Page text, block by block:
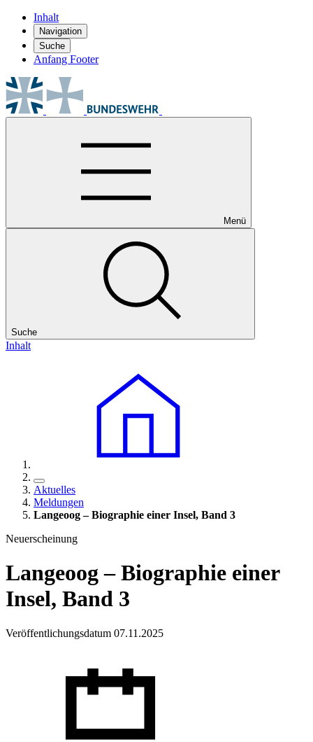
Inhalt
Navigation
Suche
Anfang Footer
Menü
Suche
Inhalt
Aktuelles
Meldungen
Langeoog – Biographie einer Insel, Band 3
Neuerscheinung
Langeoog – Biographie einer
Insel, Band 3
Veröffentlichungsdatum 07.11.2025